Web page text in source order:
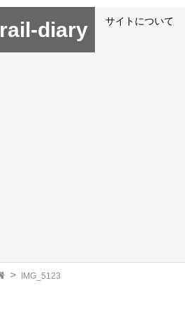
rail-diary サイトについて
IMG_5123